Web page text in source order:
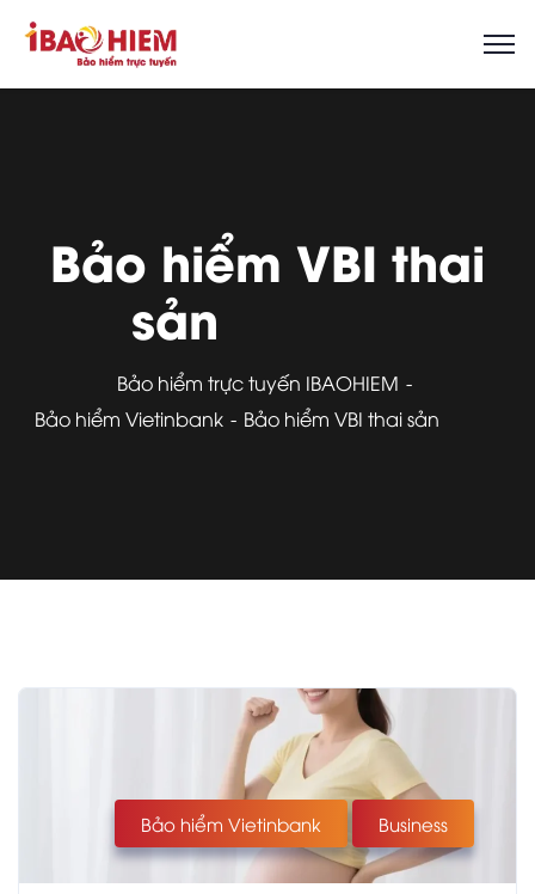
Bảo hiểm VBI thai
sản
Bảo hiểm trực tuyến IBAOHIEM
Bảo hiểm Vietinbank
Bảo hiểm VBI thai sản
Bảo hiểm Vietinbank Business